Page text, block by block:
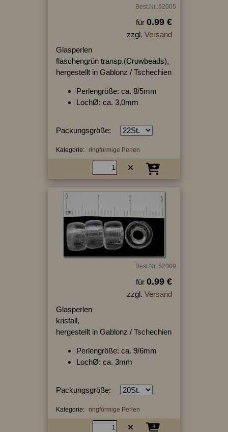
Best.Nr.:52005
für 0.99 €
zzgl. Versand
Glasperlen
flaschengrün transp.(Crowbeads),
hergestellt in Gablonz / Tschechien
Perlengröße: ca. 8/5mm
LochØ: ca. 3,0mm
Packungsgröße:
Kategorie: ringförmige Perlen
Best.Nr.:52009
für 0.99 €
zzgl. Versand
Glasperlen
kristall,
hergestellt in Gablonz / Tschechien
Perlengröße: ca. 9/6mm
LochØ: ca. 3mm
Packungsgröße:
Kategorie: ringförmige Perlen